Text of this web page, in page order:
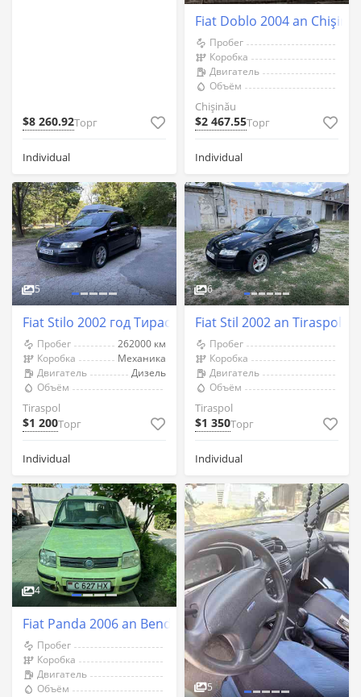
$8 260.92Торг
Individual
Fiat Doblo 2004 an
Пробег
Коробка
Двигатель
Объём
Chişinău
$2 467.55Торг
Individual
5
Fiat Stilo 2002 год Тирасполь
Пробег
262000 км
Коробка
Механика
Двигатель
Дизель
Объём
Tiraspol
$1 200Торг
Individual
6
Fiat Stil 2002 an Tiraspol
Пробег
Коробка
Двигатель
Объём
Tiraspol
$1 350Торг
Individual
4
Fiat Panda 2006 an Bender
Пробег
Коробка
Двигатель
Объём
5